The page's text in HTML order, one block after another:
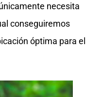
necesita
conseguiremos
óptima para el